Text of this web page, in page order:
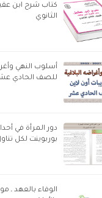
كتاب شرح ابن
الثانوي
أسلوب النهي
للصف الحادي
دور المرأة في
بوربوينت لكل
الوفاء بالعهد ـ